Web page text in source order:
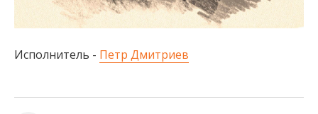
Исполнитель - Петр Дмитриев